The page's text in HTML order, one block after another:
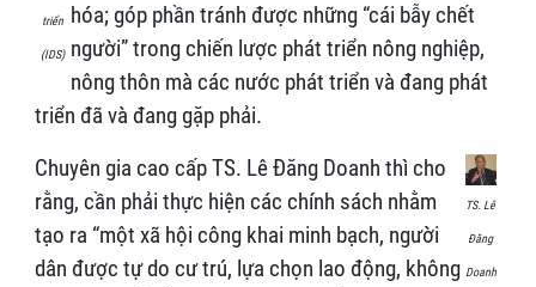
triển
(IDS)
hóa; góp phần tránh được những “cái bẫy chết
người” trong chiến lược phát triển nông nghiệp,
nông thôn mà các nước phát triển và đang phát
triển đã và đang gặp phải.
TS. Lê
Đăng
Doanh
Chuyên gia cao cấp TS. Lê Đăng Doanh thì cho
rằng, cần phải thực hiện các chính sách nhằm
tạo ra “một xã hội công khai minh bạch, người
dân được tự do cư trú, lựa chọn lao động, không